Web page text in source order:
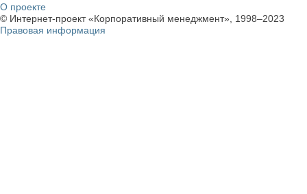
О проекте
© Интернет-проект «Корпоративный менеджмент», 1998–2023
Правовая информация